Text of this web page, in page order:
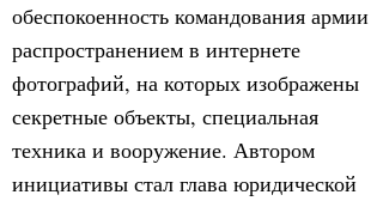
обеспокоенность командования армии
распространением в интернете
фотографий, на которых изображены
секретные объекты, специальная
техника и вооружение. Автором
инициативы стал глава юридической